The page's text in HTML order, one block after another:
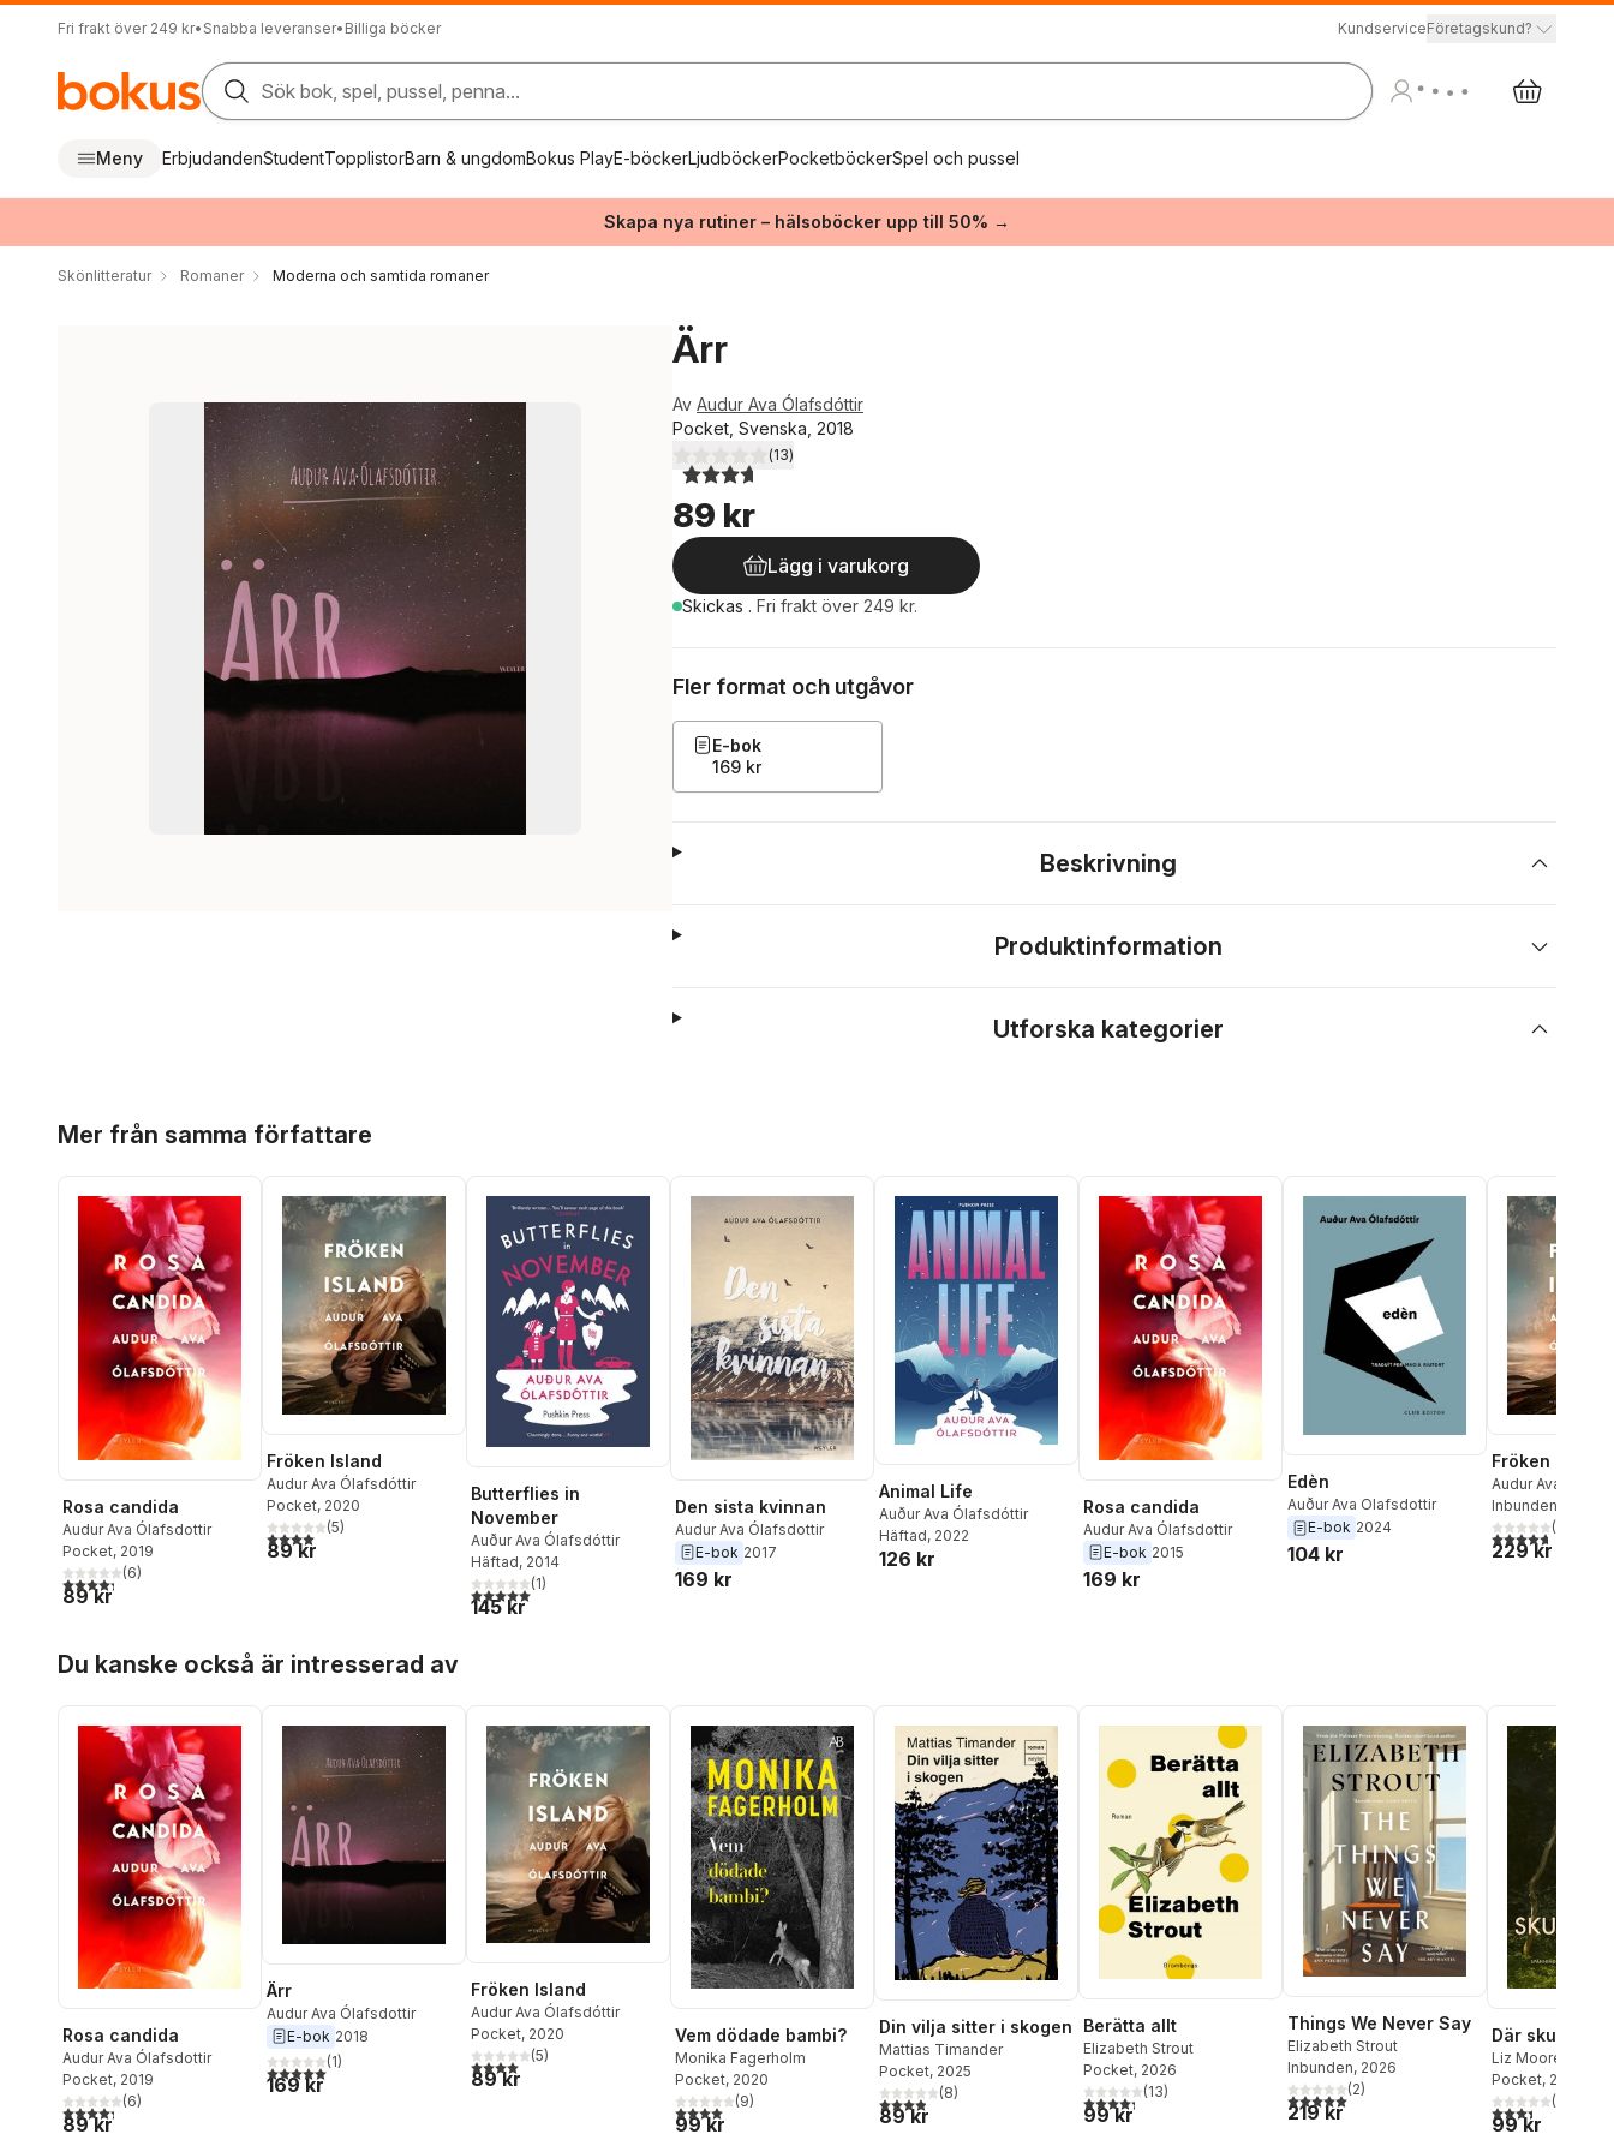
Fri frakt över 249 kr• Snabba leveranser• Billiga böcker KundserviceFöretagskund?
Sök bok, spel, pussel, penna...
Meny ErbjudandenStudentTopplistorBarn & ungdomBokus PlayE-böckerLjudböckerPocketböckerSpel och pussel
Skapa nya rutiner – hälsoböcker upp till 50% →
Skönlitteratur Romaner Moderna och samtida romaner
Ärr
Av Audur Ava Ólafsdóttir
Pocket, Svenska, 2018
3,7utav 5 stjärnor. Totalt antal röster:
(13)
89 kr
Lägg i varukorg
Skickas . Fri frakt över 249 kr.
Fler format och utgåvor
E-bok
169 kr
Beskrivning
Produktinformation
Utforska kategorier
Mer från samma författare
Rosa candida
Audur Ava Ólafsdottir
Pocket, 2019
4,3utav 5 stjärnor. Totalt antal röster:
(6)
89 kr
Fröken Island
Audur Ava Ólafsdóttir
Pocket, 2020
4,0utav 5 stjärnor. Totalt antal röster:
(5)
89 kr
Butterflies in
November
Auður Ava Ólafsdóttir
Häftad, 2014
5,0utav 5 stjärnor. Totalt antal röster:
(1)
145 kr
Den sista kvinnan
Audur Ava Ólafsdottir
E-bok 2017
169 kr
Animal Life
Auður Ava Ólafsdóttir
Häftad, 2022
126 kr
Rosa candida
Audur Ava Ólafsdottir
E-bok 2015
169 kr
Edèn
Auður Ava Olafsdottir
E-bok 2024
104 kr
Fröken Island
Audur Ava
Inbunden
4,7utav 5(
229 kr
Du kanske också är intresserad av
Rosa candida
Audur Ava Ólafsdottir
Pocket, 2019
4,3utav 5 stjärnor. Totalt antal röster:
(6)
89 kr
Ärr
Audur Ava Ólafsdottir
E-bok 2018
5,0utav 5 stjärnor. Totalt antal röster:
(1)
169 kr
Fröken Island
Audur Ava Ólafsdóttir
Pocket, 2020
4,0utav 5 stjärnor. Totalt antal röster:
(5)
89 kr
Vem dödade bambi?
Monika Fagerholm
Pocket, 2020
4,0utav 5 stjärnor. Totalt antal röster:
(9)
99 kr
Din vilja sitter i skogen
Mattias Timander
Pocket, 2025
3,9utav 5 stjärnor. Totalt antal röster:
(8)
89 kr
Berätta allt
Elizabeth Strout
Pocket, 2026
4,3utav 5 stjärnor. Totalt antal röster:
(13)
99 kr
Things We Never Say
Elizabeth Strout
Inbunden, 2026
5,0utav 5 stjärnor. Totalt antal röster:
(2)
219 kr
Där
Liz Moore
Pocket, 2026
3,4utav 5(
99 kr